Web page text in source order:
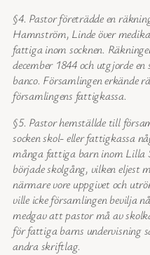
§4. Pastor företrädde en
Hamnström, Linde över
fattiga inom socknen.
december 1844 och utgjorde
banco. Församlingen erkände
församlingens fattigkassa.
§5. Pastor hemställde till
socken skol- eller fattigkassa
många fattiga barn inom Lilla
började skolgång, vilken eljest
närmare vore uppgivet och
ville icke församlingen bevilja
medgav att pastor må av
för fattiga barns undervisning
andra skriftlag.